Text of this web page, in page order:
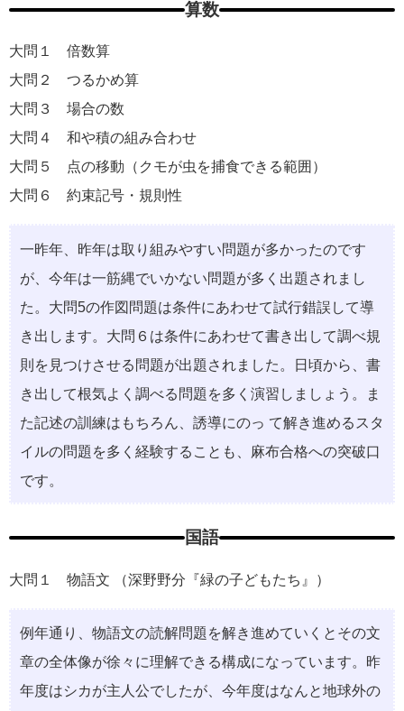
算数
大問１ 倍数算
大問２ つるかめ算
大問３ 場合の数
大問４ 和や積の組み合わせ
大問５ 点の移動（クモが虫を捕食できる範囲）
大問６ 約束記号・規則性
一昨年、昨年は取り組みやすい問題が多かったのです
が、今年は一筋縄でいかない問題が多く出題されまし
た。大問5の作図問題は条件にあわせて試行錯誤して導
き出します。大問６は条件にあわせて書き出して調べ規
則を見つけさせる問題が出題されました。日頃から、書
き出して根気よく調べる問題を多く演習しましょう。ま
た記述の訓練はもちろん、誘導にのっ て解き進めるスタ
イルの問題を多く経験することも、麻布合格への突破口
です。
国語
大問１ 物語文 （深野野分『緑の子どもたち』）
例年通り、物語文の読解問題を解き進めていくとその文
章の全体像が徐々に理解できる構成になっています。昨
年度はシカが主人公でしたが、今年度はなんと地球外の